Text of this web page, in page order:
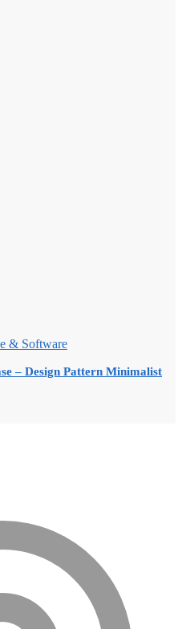
& Software
– Design Pattern Minimalist